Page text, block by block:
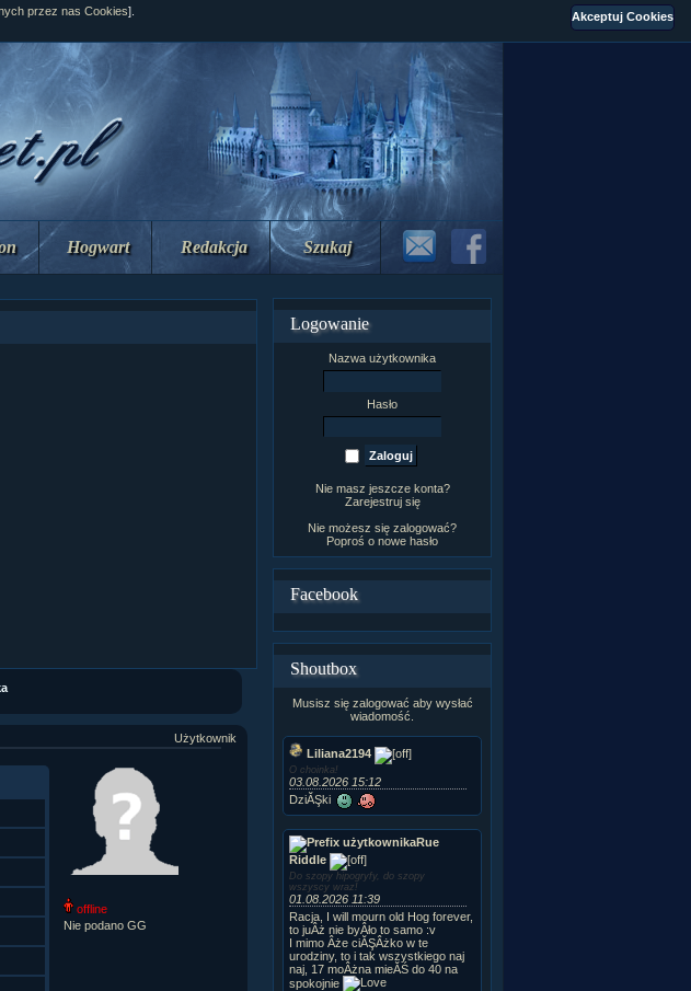
Hogwart Redakcja Szukaj
przez nas Cookies].
Użytkownik
offline
Nie podano GG
Logowanie
Nazwa użytkownika
Hasło
Nie masz jeszcze konta?
Zarejestruj się
Nie możesz się zalogować?
Poproś o nowe hasło
Facebook
Shoutbox
Musisz się zalogować aby wysłać
wiadomość.
Liliana2194
O choinka!
03.08.2026 15:12
DziĂŞki
Rue
Riddle
Do szopy hipogryfy, do szopy
wszyscy wraz!
01.08.2026 11:39
Racja, I will mourn old Hog forever,
to juÂż nie byÂło to samo :v
I mimo Âże ciĂŞÂżko w te
urodziny, to i tak wszystkiego naj
naj, 17 moÂżna mieĂŚ do 40 na
spokojnie